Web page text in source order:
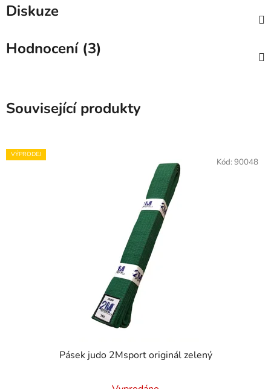
Diskuze
Hodnocení (3)
Související produkty
VÝPRODEJ
Pásek judo 2Msport originál zelený
Kód: 90048